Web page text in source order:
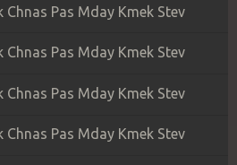
Chnas Pas Mday Kmek Stev
Chnas Pas Mday Kmek Stev
Chnas Pas Mday Kmek Stev
Chnas Pas Mday Kmek Stev